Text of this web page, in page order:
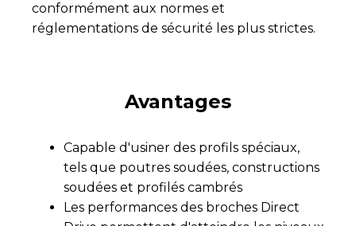
conformément aux normes et
réglementations de sécurité les plus strictes.
Avantages
Capable d'usiner des profils spéciaux,
tels que poutres soudées, constructions
soudées et profilés cambrés
Les performances des broches Direct